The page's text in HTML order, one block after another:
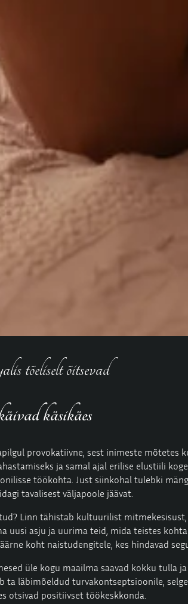
tõeliselt õitsevad
käsikäes
provokatiivne, sest inimeste mõtetes
ja samal ajal erilise elustiili
töökohta. Just siinkohal tulebki
tavalisest väljapoole jäävat.
Linn tähistab kultuurilist
asju ja uurima teid, mida teistes
koht naistudengitele, kes hindavad
üle kogu maailma saavad kokku tulla
läbimõeldud turvakontseptsioonile,
otsivad positiivset töökeskkonda.